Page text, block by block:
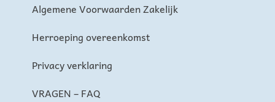
Algemene Voorwaarden Zakelijk
Herroeping overeenkomst
Privacy verklaring
VRAGEN – FAQ